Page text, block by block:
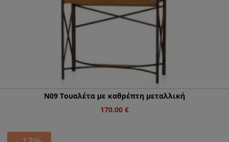
N09 Τουαλέτα με καθρέπτη μεταλλική
170.00 €